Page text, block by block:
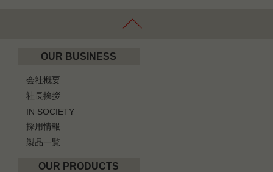
OUR BUSINESS
会社概要
社長挨拶
IN SOCIETY
採用情報
製品一覧
OUR PRODUCTS